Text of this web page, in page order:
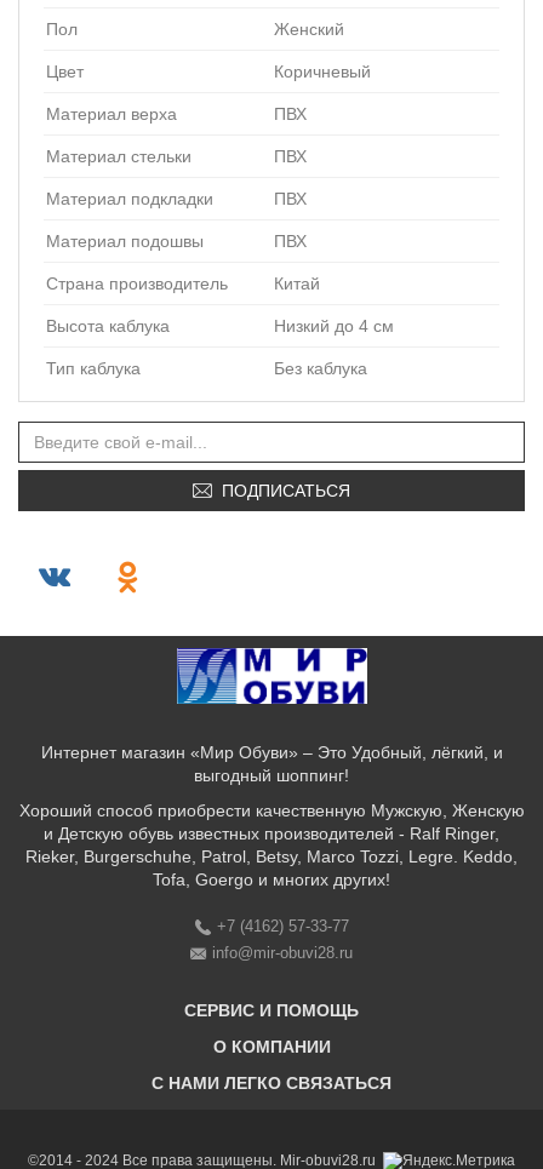
Пол Женский
Цвет Коричневый
Материал верха ПВХ
Материал стельки ПВХ
Материал подкладки ПВХ
Материал подошвы ПВХ
Страна производитель Китай
Высота каблука Низкий до 4 см
Тип каблука Без каблука
ПОДПИСАТЬСЯ
Интернет магазин «Мир Обуви» – Это Удобный, лёгкий, и
выгодный шоппинг!
Хороший способ приобрести качественную Мужскую, Женскую
и Детскую обувь известных производителей - Ralf Ringer,
Rieker, Burgerschuhe, Patrol, Betsy, Marco Tozzi, Legre. Keddo,
Tofa, Goergo и многих других!
+7 (4162) 57-33-77
info@mir-obuvi28.ru
СЕРВИС И ПОМОЩЬ
Бонусная программа
О КОМПАНИИ
C НАМИ ЛЕГКО СВЯЗАТЬСЯ
©2014 - 2024 Все права защищены. Mir-obuvi28.ru